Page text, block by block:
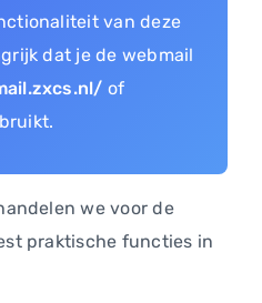
van deze
dat je de webmail
of
we voor de
praktische functies in